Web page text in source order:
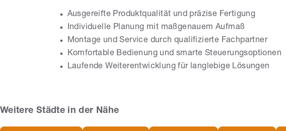
Ausgereifte Produktqualität und präzise Fertigung
Individuelle Planung mit maßgenauem Aufmaß
Montage und Service durch qualifizierte Fachpartner
Komfortable Bedienung und smarte Steuerungsoptionen
Laufende Weiterentwicklung für langlebige Lösungen
Weitere Städte in der Nähe